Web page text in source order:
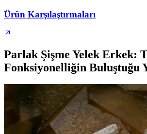
Ürün Karşılaştırmaları
Parlak Şişme Yelek Erkek:
Fonksiyonelliğin Buluştuğu